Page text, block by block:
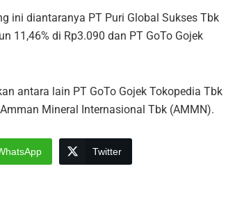
ini diantaranya PT Puri Global Sukses Tbk
11,46% di Rp3.090 dan PT GoTo Gojek
antara lain PT GoTo Gojek Tokopedia Tbk
Mineral Internasional Tbk (AMMN).
Twitter